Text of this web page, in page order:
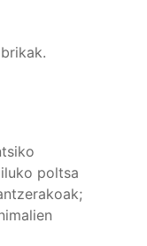
poltsa